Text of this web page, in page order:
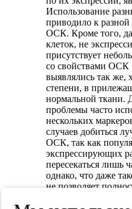
Использование
приводило к разной
ОСК. Кроме того,
клеток, не
присутствует
со свойствами ОСК
выявлялись так же,
степени, в
нормальной ткани.
проблемы часто
нескольких
случаев добиться
ОСК, так как
экспрессирующих
пересекаться лишь
однако, что даже
не позволяет